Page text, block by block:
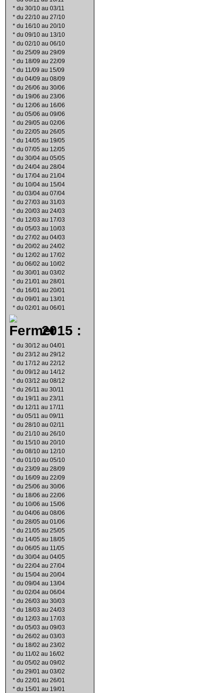
* du 30/10 au 03/11
* du 22/10 au 27/10
* du 16/10 au 20/10
* du 09/10 au 13/10
* du 02/10 au 06/10
* du 25/09 au 29/09
* du 18/09 au 22/09
* du 11/09 au 15/09
* du 04/09 au 08/09
* du 26/06 au 30/06
* du 19/06 au 23/06
* du 12/06 au 16/06
* du 05/06 au 09/06
* du 29/05 au 02/06
* du 22/05 au 26/05
* du 14/05 au 19/05
* du 07/05 au 12/05
* du 30/04 au 05/05
* du 24/04 au 28/04
* du 17/04 au 21/04
* du 10/04 au 15/04
* du 03/04 au 07/04
* du 27/03 au 31/03
* du 20/03 au 24/03
* du 12/03 au 17/03
* du 05/03 au 10/03
* du 27/02 au 04/03
* du 20/02 au 24/02
* du 12/02 au 17/02
* du 06/02 au 10/02
* du 30/01 au 03/02
* du 21/01 au 28/01
* du 16/01 au 20/01
* du 09/01 au 13/01
* du 02/01 au 06/01
2015 :
* du 30/12 au 04/01
* du 23/12 au 29/12
* du 17/12 au 22/12
* du 09/12 au 14/12
* du 03/12 au 08/12
* du 26/11 au 30/11
* du 19/11 au 23/11
* du 12/11 au 17/11
* du 05/11 au 09/11
* du 28/10 au 02/11
* du 21/10 au 26/10
* du 15/10 au 20/10
* du 08/10 au 12/10
* du 01/10 au 05/10
* du 23/09 au 28/09
* du 16/09 au 22/09
* du 25/06 au 30/06
* du 18/06 au 22/06
* du 10/06 au 15/06
* du 04/06 au 08/06
* du 28/05 au 01/06
* du 21/05 au 25/05
* du 14/05 au 18/05
* du 06/05 au 11/05
* du 30/04 au 04/05
* du 22/04 au 27/04
* du 15/04 au 20/04
* du 09/04 au 13/04
* du 02/04 au 06/04
* du 26/03 au 30/03
* du 18/03 au 24/03
* du 12/03 au 17/03
* du 05/03 au 09/03
* du 26/02 au 03/03
* du 18/02 au 23/02
* du 11/02 au 16/02
* du 05/02 au 09/02
* du 29/01 au 03/02
* du 22/01 au 26/01
* du 15/01 au 19/01